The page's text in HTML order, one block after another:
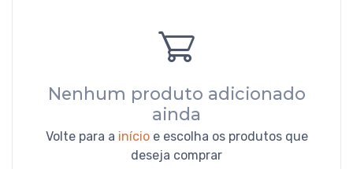
Nenhum produto adicionado
ainda
Volte para a inícioe escolha os produtos que
deseja comprar